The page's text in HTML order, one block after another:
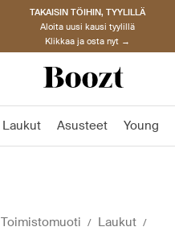
TAKAISIN TÖIHIN, TYYLILLÄ
Aloita uusi kausi tyylillä
Klikkaa ja osta nyt →
Laukut Asusteet Young
Toimistomuoti Laukut